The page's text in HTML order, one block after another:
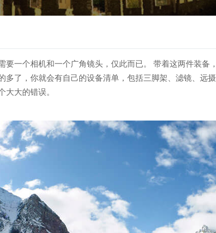
要一个相机和一个广角镜头，仅此而已。 带着这两件装备
多了，你就会有自己的设备清单，包括三脚架、滤镜、远
大大的错误。